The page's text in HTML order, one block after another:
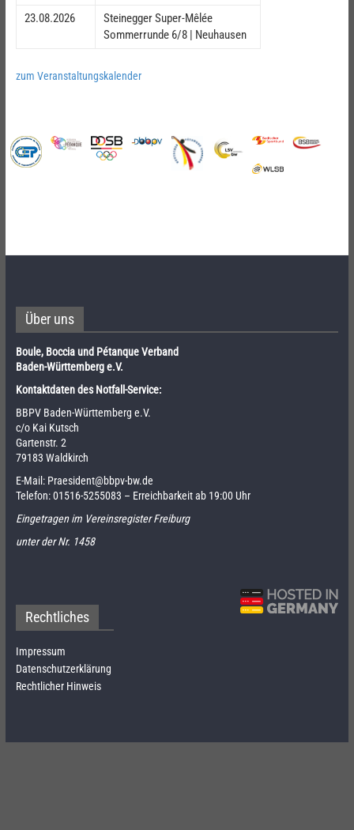
23.08.2026
Steinegger Super-Mêlée
Sommerrunde 6/8 | Neuhausen
zum Veranstaltungskalender
Über uns
Boule, Boccia und Pétanque Verband
Baden-Württemberg e.V.
Kontaktdaten des Notfall-Service:
BBPV Baden-Württemberg e.V.
c/o Kai Kutsch
Gartenstr. 2
79183 Waldkirch
E-Mail: Praesident@bbpv-bw.de
Telefon:01516-5255083 – Erreichbarkeit ab 19:00 Uhr
Eingetragen im Vereinsregister Freiburg
unter der Nr. 1458
Rechtliches
Impressum
Datenschutzerklärung
Rechtlicher Hinweis